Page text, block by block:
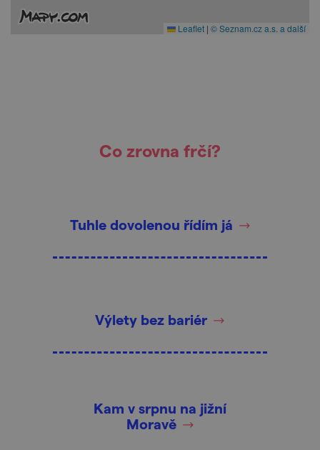
Leaflet | © Seznam.cz a.s. a další
Co zrovna frčí?
Tuhle dovolenou řídím já
Výlety bez bariér
Kam v srpnu na jižní
Moravě